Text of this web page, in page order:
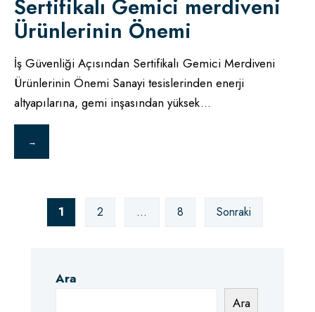
Sertifikalı Gemici merdiveni
Ürünlerinin Önemi
İş Güvenliği Açısından Sertifikalı Gemici Merdiveni
Ürünlerinin Önemi Sanayi tesislerinden enerji
altyapılarına, gemi inşasından yüksek...
→
Yazı
sayfalaması
1 2 … 8 Sonraki
Ara
Ara